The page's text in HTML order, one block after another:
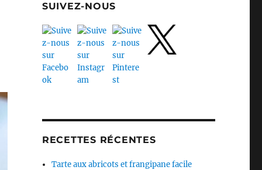
SUIVEZ-NOUS
RECETTES RÉCENTES
Tarte aux abricots et frangipane facile